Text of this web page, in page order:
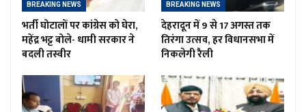
BREAKING NEWS
भर्ती घोटालों पर कांग्रेस को घेरा,
महेंद्र भट्ट बोले- धामी सरकार ने
बदली तस्वीर
BREAKING NEWS
देहरादून में 9 से 17 अगस्त तक
तिरंगा उत्सव, हर विधानसभा में
निकलेगी रैली